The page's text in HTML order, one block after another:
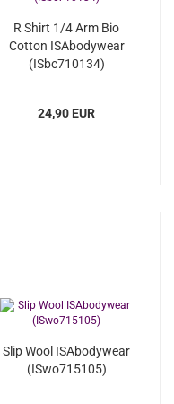
R Shirt 1/4 Arm Bio
Cotton ISAbodywear
(ISbc710134)
24,90 EUR
Slip Wool ISAbodywear
(ISwo715105)